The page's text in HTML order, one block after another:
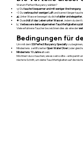
Warum Perfect Buoyancy wählen?
🤿 Dutauchst bequemer und mit weniger Anstrengung
💨 Duverbrauchst weniger Luftund kannst länger
🌊 Unter Wasser bewegst du dichstabiler und eleganter.
🐠 Duschützt das Leben unter Wasser , indem du den
📈Verbessere deine allgemeinen Tauchfertigkeiten
Viele erfahrene Taucher bezeichnen dies als eine der
Bedingungen für
Um mit demSSI Perfect Buoyancy Specialty zu
Mindestens zertifizierterOpen Water Diver(oder
Mindestens 10 Jahrealt sein
Möchtest du so tauchen, wie es sein sollte – entspannt
nächste Schritt, um deine Tauchfertigkeiten auf die